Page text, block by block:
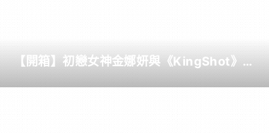
遊
戲
【開箱】初戀女神金娜妍與《KingShot》再